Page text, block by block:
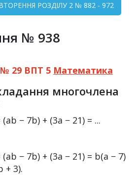
РОЗДІЛУ 2 № 882 - 972
№ 938
№ 29 ВПТ 5 Математика
многочлена
− 7b) + (3a − 21) = ...
− 7b) + (3a − 21) = b(a − 7)
+ 3).